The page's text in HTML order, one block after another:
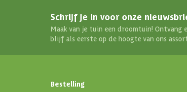
Schrijf je in voor onze
Maak van je tuin een droomtuin! Ontvang
blijf als eerste op de hoogte van ons
Bestelling